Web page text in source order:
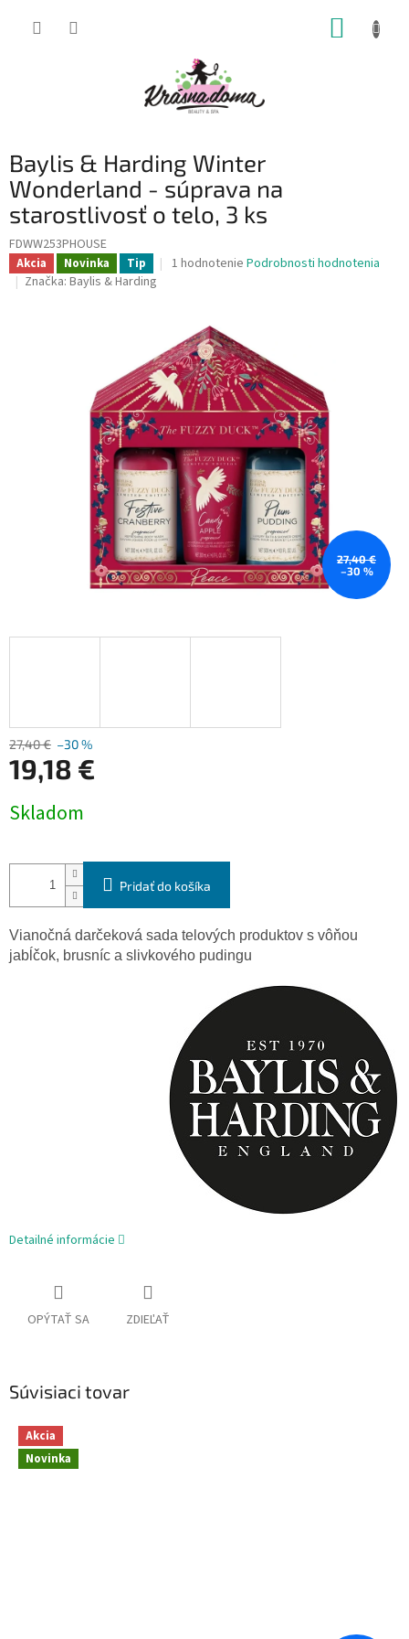
Baylis & Harding Winter
Wonderland - súprava na
starostlivosť o telo, 3 ks
FDWW253PHOUSE
Akcia Novinka Tip
Priemerné
z
5
hviezdičiek.
1 hodnotenie Podrobnosti hodnotenia
Značka: Baylis & Harding
27,40 €
–30 %
27,40 € –30 %
19,18 €
cena:
Skladom
Pridať do košíka
Vianočná darčeková sada telových produktov s vôňou
jabĺčok, brusníc a slivkového pudingu
Detailné informácie
OPÝTAŤ SA ZDIEĽAŤ
Súvisiaci tovar
Akcia
Novinka